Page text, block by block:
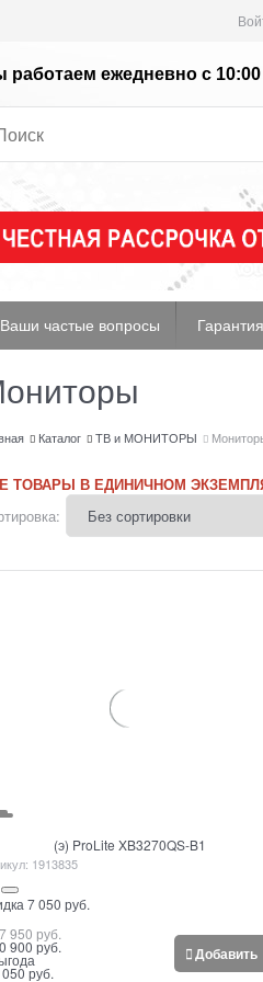
работаем ежедневно с 10:00
Ваши частые вопросы Гарантия
Каталог ТВ и МОНИТОРЫ
ТОВАРЫ В ЕДИНИЧНОМ
(э) ProLite XB3270QS-B1
1913835
7 050 руб.
950 руб.
900 руб.
руб.
Добавить